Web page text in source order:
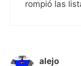
rompió las
alejo